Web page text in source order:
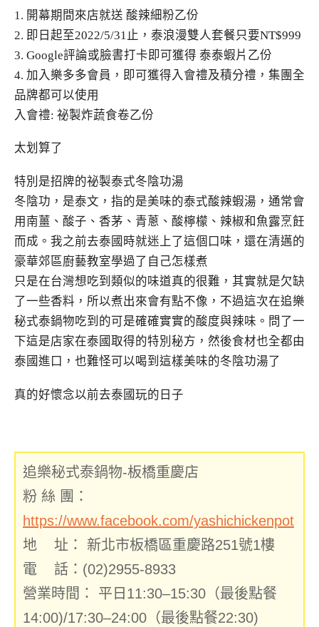
1. 開幕期間來店就送 酸辣細粉乙份
2. 即日起至2022/5/31止，泰浪漫雙人套餐只要NT$999
3. Google評論或臉書打卡即可獲得 泰泰蝦片乙份
4. 加入樂多多會員，即可獲得入會禮及積分禮，集團全
品牌都可以使用
入會禮: 祕製炸蔬食卷乙份
太划算了
特別是招牌的祕製泰式冬陰功湯
冬陰功，是泰文，指的是美味的泰式酸辣蝦湯，通常會
用南薑、酸子、香茅、青蔥、酸檸檬、辣椒和魚露烹飪
而成。我之前去泰國時就迷上了這個口味，還在清邁的
豪華郊區廚藝教室學過了自己怎樣煮
只是在台灣想吃到類似的味道真的很難，其實就是欠缺
了一些香料，所以煮出來會有點不像，不過這次在追樂
秘式泰鍋物吃到的可是確確實實的酸度與辣味。問了一
下這是店家在泰國取得的特別秘方，然後食材也全都由
泰國進口，也難怪可以喝到這樣美味的冬陰功湯了
真的好懷念以前去泰國玩的日子
追樂秘式泰鍋物-板橋重慶店
粉 絲 團：
https://www.facebook.com/yashichickenpot
地 址： 新北市板橋區重慶路251號1樓
電 話：(02)2955-8933
營業時間： 平日11:30–15:30（最後點餐
14:00)/17:30–24:00（最後點餐22:30)